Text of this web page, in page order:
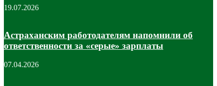
19.07.2026
Астраханским работодателям напомнили об
ответственности за «серые» зарплаты
07.04.2026